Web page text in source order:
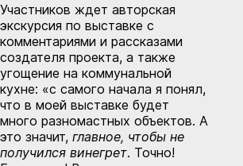
Участников ждет авторская
экскурсия по выставке с
комментариями и рассказами
создателя проекта, а также
угощение на коммунальной
кухне: «с самого начала я понял,
что в моей выставке будет
много разномастных объектов. А
это значит, главное, чтобы не
получился винегрет. Точно!